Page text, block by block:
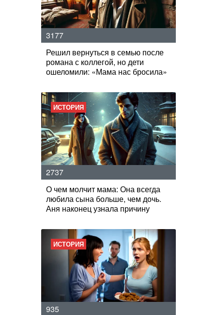
3177
Решил вернуться в семью после
романа с коллегой, но дети
ошеломили: «Мама нас бросила»
ИСТОРИЯ
2737
О чем молчит мама: Она всегда
любила сына больше, чем дочь.
Аня наконец узнала причину
ИСТОРИЯ
935